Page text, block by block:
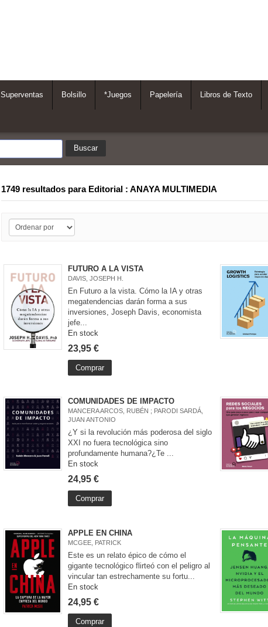
Superventas Bolsillo *Juegos Papelería Libros de Texto
1749 resultados para Editorial : ANAYA MULTIMEDIA
FUTURO A LA VISTA
DAVIS, JOSEPH H.
En Futuro a la vista. Cómo la IA y otras
megatendencias darán forma a sus
inversiones, Joseph Davis, economista
jefe...
En stock
23,95 €
Comprar
COMUNIDADES DE IMPACTO
MANCERA ARCOS, RUBÉN ; PARODI SARDÁ,
JUAN ANTONIO
¿Y si la revolución más poderosa del siglo
XXI no fuera tecnológica sino
profundamente humana?¿Te ...
En stock
24,95 €
Comprar
APPLE EN CHINA
MCGEE, PATRICK
Este es un relato épico de cómo el
gigante tecnológico flirteó con el peligro al
vincular tan estrechamente su fortu...
En stock
24,95 €
Comprar